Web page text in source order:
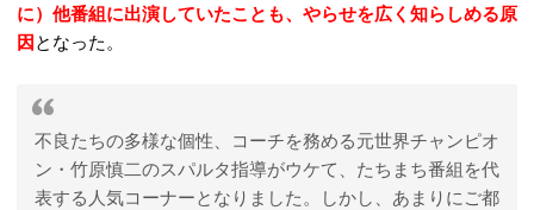
に）他番組に出演していたことも、やらせを広く知らしめる原
因 となった。
不良たちの多様な個性、コーチを務める元世界チャンピオ
ン・竹原慎二のスパルタ指導がウケて、たちまち番組を代
表する人気コーナーとなりました。しかし、あまりにご都